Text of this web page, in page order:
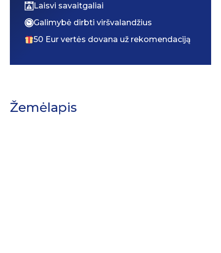
Laisvi savaitgaliai
Galimybė dirbti viršvalandžius
50 Eur vertės dovana už rekomendaciją
Žemėlapis